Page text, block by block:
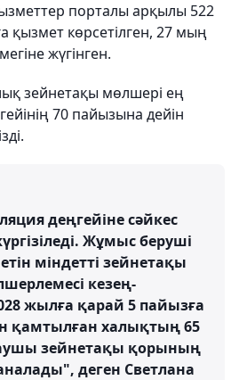
порталы арқылы 522
қызмет көрсетілген, 27 мың
жүгінген.
зейнетақы мөлшері ең
70 пайызына дейін
деңгейіне сәйкес
Жұмыс беруші
міндетті зейнетақы
кезең-
жылға қарай 5 пайызға
қамтылған халықтың 65
зейнетақы қорының
деген Светлана